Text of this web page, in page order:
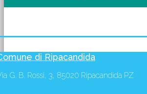
di Ripacandida
G. B. Rossi, 3, 85020 Ripacandida PZ